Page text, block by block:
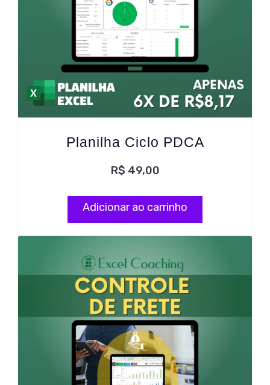
Planilha Ciclo PDCA
R$ 49,00
Adicionar ao carrinho